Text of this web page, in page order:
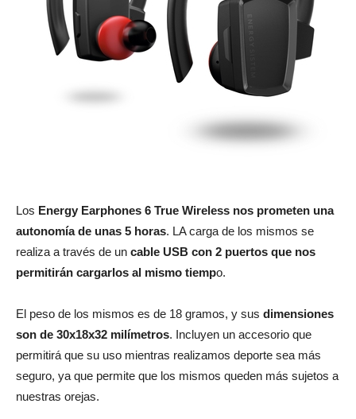
Los Energy Earphones 6 True Wireless nos prometen una
autonomía de unas 5 horas. LA carga de los mismos se
realiza a través de un cable USB con 2 puertos que nos
permitirán cargarlos al mismo tiempo.
El peso de los mismos es de 18 gramos, y sus dimensiones
son de 30x18x32 milímetros. Incluyen un accesorio que
permitirá que su uso mientras realizamos deporte sea más
seguro, ya que permite que los mismos queden más sujetos a
nuestras orejas.